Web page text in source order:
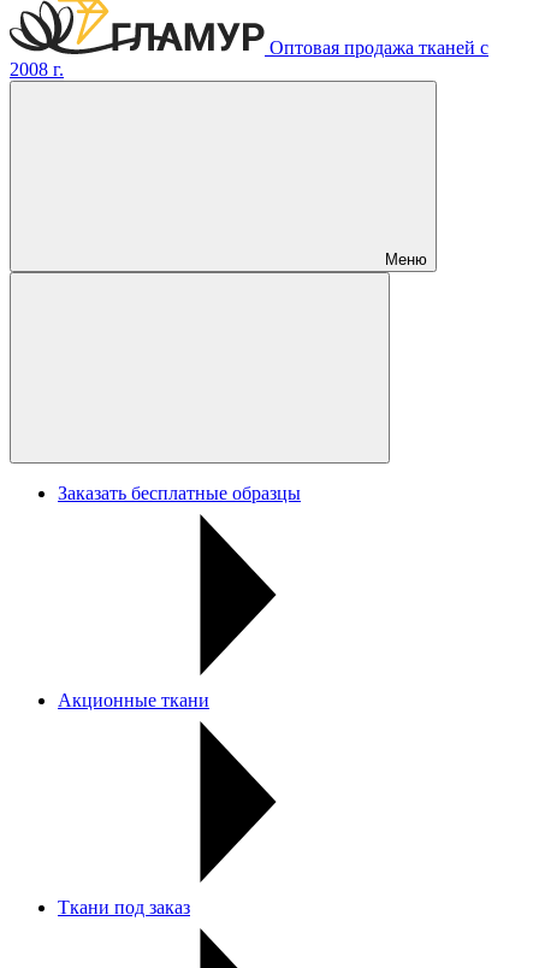
Оптовая продажа тканей с
2008 г.
Меню
Заказать бесплатные образцы
Акционные ткани
Ткани под заказ